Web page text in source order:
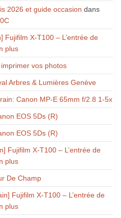
2026 et guide occasion dans
Fujifilm X-T100 – L’entrée de
plus
vos photos
Arbres & Lumières Genève
Canon MP-E 65mm f/2.8 1-5x
EOS 5Ds (R)
EOS 5Ds (R)
Fujifilm X-T100 – L’entrée de
plus
De Champ
Fujifilm X-T100 – L’entrée de
plus